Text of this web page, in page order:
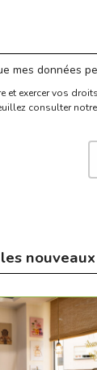
mes données
et exercer vos
consulter